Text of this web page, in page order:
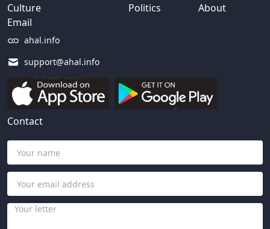
Email
ahal.info
support@ahal.info
Culture
Politics
About
Contact